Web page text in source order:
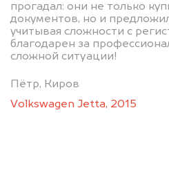
прогадал: они не только
документов, но и
учитывая сложности с
благодарен за
сложной ситуации!
Пётр, Киров
Volkswagen Jetta, 2015